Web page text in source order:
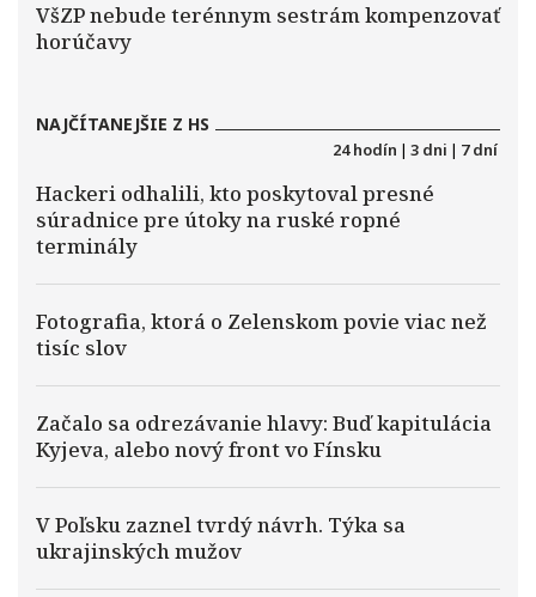
VšZP nebude terénnym sestrám kompenzovať
horúčavy
NAJČÍTANEJŠIE Z HS
24 hodín | 3 dni | 7 dní
Hackeri odhalili, kto poskytoval presné
súradnice pre útoky na ruské ropné
terminály
Fotografia, ktorá o Zelenskom povie viac než
tisíc slov
Začalo sa odrezávanie hlavy: Buď kapitulácia
Kyjeva, alebo nový front vo Fínsku
V Poľsku zaznel tvrdý návrh. Týka sa
ukrajinských mužov